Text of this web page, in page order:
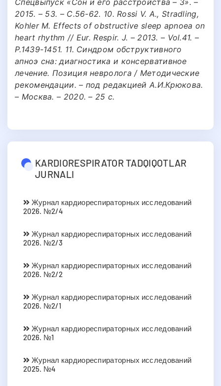
2015. – 53. – С.56-62. 10. Rossi V. A., Stradling,
Kohler M. Effects of obstructive sleep apnoea on
heart rhythm // Eur. Respir. J. – 2013. – Vol.41. –
P.1439-1451. 11. Синдром обструктивного
апноэ сна: диагностика и консервативное
лечение. Позиция невролога / Методические
рекомендации. – под редакцией А.И.Крюкова.
– Москва. – 2020. – 25 с.
KARDIORESPIRATOR TADQIQOTLAR
JURNALI
Журнал кардиореспираторных исследований
2026. №2/4
Журнал кардиореспираторных исследований
2026. №2/3
Журнал кардиореспираторных исследований
2026. №2/2
Журнал кардиореспираторных исследований
2026. №2/1
Журнал кардиореспираторных исследований
2026. №1
Журнал кардиореспираторных исследований
2025. №4